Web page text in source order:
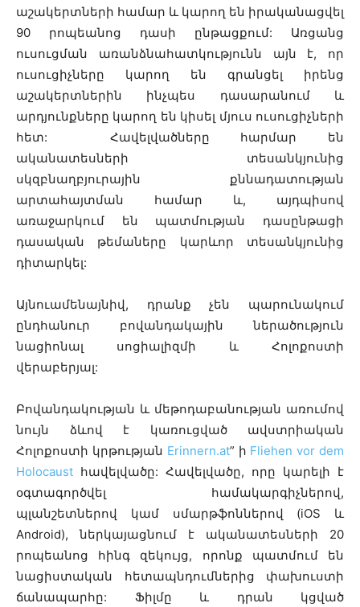
աշակերտների համար և կարող են իրականացվել
90 րոպեանոց դասի ընթացքում: Առցանց
ուսուցման առանձնահատկությունն այն է, որ
ուսուցիչները կարող են գրանցել իրենց
աշակերտներին ինչպես դասարանում և
արդյունքները կարող են կիսել մյուս ուսուցիչների
հետ: Հավելվածները հարմար են
ականատեսների տեսանկյունից
սկզբնաղբյուրային քննադատության
արտահայտման համար և, այդպիսով
առաջարկում են պատմության դասընթացի
դասական թեմաները կարևոր տեսանկյունից
դիտարկել:
Այնուամենայնիվ, դրանք չեն պարունակում
ընդհանուր բովանդակային ներածություն
նացիոնալ սոցիալիզմի և Հոլոքոստի
վերաբերյալ:
Բովանդակության և մեթոդաբանության առումով
նույն ձևով է կառուցված ավստրիական
Հոլոքոստի կրթության Erinnern.at” ի Fliehen vor dem
Holocaust հավելվածը: Հավելվածը, որը կարելի է
օգտագործվել համակարգիչներով,
պլանշետներով կամ սմարթֆոններով (iOS և
Android), ներկայացնում է ականատեսների 20
րոպեանոց հինգ զեկույց, որոնք պատմում են
նացիստական ​​հետապնդումներից փախուստի
ճանապարհը: Ֆիլմը և դրան կցված